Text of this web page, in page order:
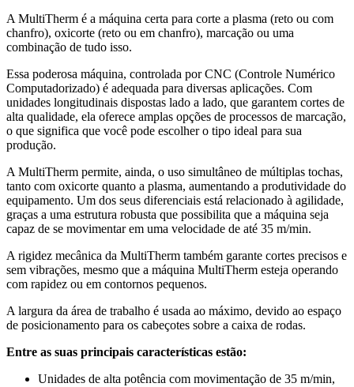
A MultiTherm é a máquina certa para corte a plasma (reto ou com
chanfro), oxicorte (reto ou em chanfro), marcação ou uma
combinação de tudo isso.
Essa poderosa máquina, controlada por CNC (Controle Numérico
Computadorizado) é adequada para diversas aplicações. Com
unidades longitudinais dispostas lado a lado, que garantem cortes de
alta qualidade, ela oferece amplas opções de processos de marcação,
o que significa que você pode escolher o tipo ideal para sua
produção.
A MultiTherm permite, ainda, o uso simultâneo de múltiplas tochas,
tanto com oxicorte quanto a plasma, aumentando a produtividade do
equipamento. Um dos seus diferenciais está relacionado à agilidade,
graças a uma estrutura robusta que possibilita que a máquina seja
capaz de se movimentar em uma velocidade de até 35 m/min.
A rigidez mecânica da MultiTherm também garante cortes precisos e
sem vibrações, mesmo que a máquina MultiTherm esteja operando
com rapidez ou em contornos pequenos.
A largura da área de trabalho é usada ao máximo, devido ao espaço
de posicionamento para os cabeçotes sobre a caixa de rodas.
Entre as suas principais características estão:
Unidades de alta potência com movimentação de 35 m/min,